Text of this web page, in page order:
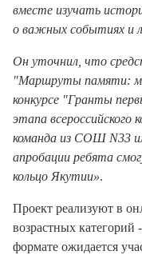
вместе изучать
о важных событиях и
Он уточнил, что
"Маршруты памяти:
конкурсе "Гранты
этапа всероссийского
команда из СОШ N33
апробации ребята
кольцо Якутии».
Проект реализуют в
возрастных категорий
формате ожидается